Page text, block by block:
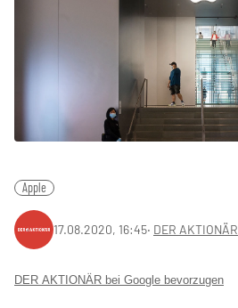
Apple
17.08.2020, 16:45‧ DER AKTIONÄR
DER AKTIONÄR bei Google bevorzugen